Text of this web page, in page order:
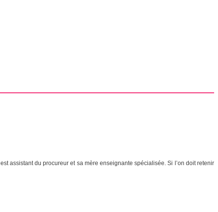
assistant du procureur et sa mère enseignante spécialisée. Si l’on doit retenir